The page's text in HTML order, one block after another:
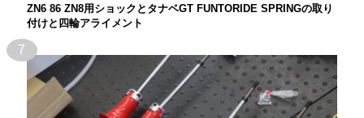
ZN6 86 ZN8用ショックとタナベGT FUNTORIDE SPRINGの取り
付けと四輪アライメント
7